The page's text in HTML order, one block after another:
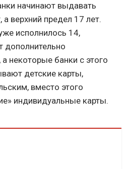
начинают выдавать
верхний предел 17 лет.
исполнилось 14,
дополнительно
некоторые банки с этого
детские карты,
вместо этого
индивидуальные карты.